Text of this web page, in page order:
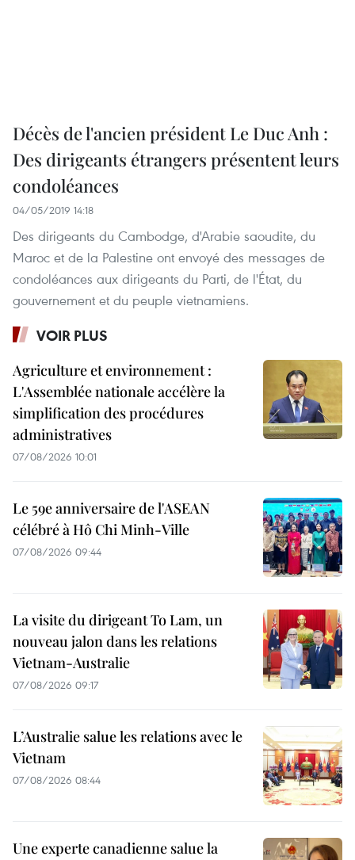
Décès de l'ancien président Le Duc Anh :
Des dirigeants étrangers présentent leurs
condoléances
04/05/2019 14:18
Des dirigeants du Cambodge, d'Arabie saoudite, du
Maroc et de la Palestine ont envoyé des messages de
condoléances aux dirigeants du Parti, de l'État, du
gouvernement et du peuple vietnamiens.
VOIR PLUS
Agriculture et environnement :
L'Assemblée nationale accélère la
simplification des procédures
administratives
07/08/2026 10:01
Le 59e anniversaire de l'ASEAN
célébré à Hô Chi Minh-Ville
07/08/2026 09:44
La visite du dirigeant To Lam, un
nouveau jalon dans les relations
Vietnam-Australie
07/08/2026 09:17
L’Australie salue les relations avec le
Vietnam
07/08/2026 08:44
Une experte canadienne salue la